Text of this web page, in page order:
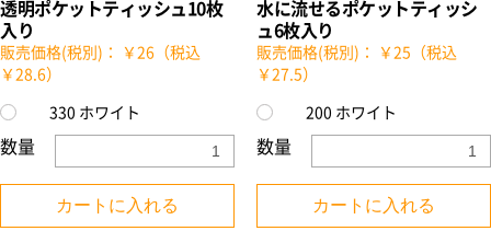
透明ポケットティッシュ10枚
入り
販売価格(税別)： ￥26（税込
￥28.6）
330 ホワイト
数量
カートに入れる
水に流せるポケットティッシ
ュ6枚入り
販売価格(税別)： ￥25（税込
￥27.5）
200 ホワイト
数量
カートに入れる